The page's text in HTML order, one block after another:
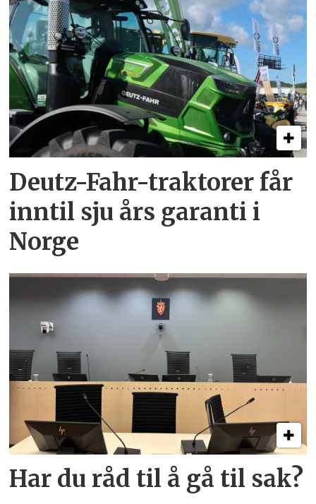
Deutz-Fahr-traktorer får
inntil sju års garanti i
Norge
Har du råd til å gå til sak?